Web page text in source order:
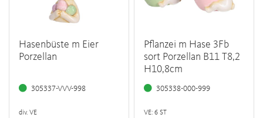
Hasenbüste m Eier
Porzellan
305337-VVV-998
div. VE
Pflanzei m Hase 3Fb
sort Porzellan B11 T8,2
H10,8cm
305338-000-999
VE: 6 ST